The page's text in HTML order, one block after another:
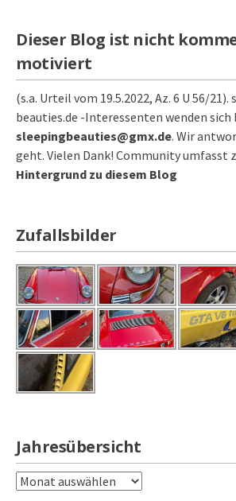
Dieser Blog ist nicht
motiviert
(s.a. Urteil vom 19.5.2022, Az. 6 U 56/21).
beauties.de -Interessenten wenden
sleepingbeauties@gmx.de. Wir
geht. Vielen Dank! Community umfasst
Hintergrund zu diesem Blog
Zufallsbilder
Jahresübersicht
Jahresübersicht